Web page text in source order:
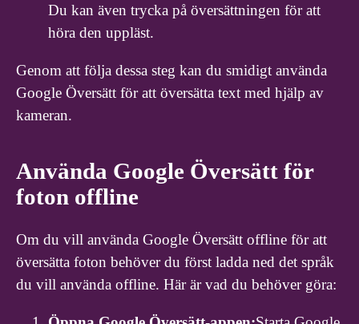
Du kan även trycka på översättningen för att
höra den uppläst.
Genom att följa dessa steg kan du smidigt använda
Google Översätt för att översätta text med hjälp av
kameran.
Använda Google Översätt för
foton offline
Om du vill använda Google Översätt offline för att
översätta foton behöver du först ladda ned det språk
du vill använda offline. Här är vad du behöver göra: